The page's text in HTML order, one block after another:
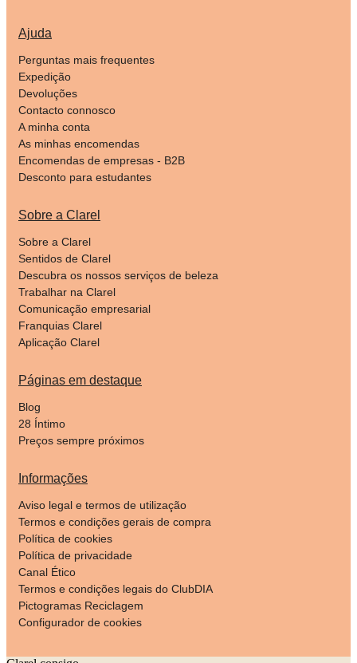
Ajuda
Perguntas mais frequentes
Expedição
Devoluções
Contacto connosco
A minha conta
As minhas encomendas
Encomendas de empresas - B2B
Desconto para estudantes
Sobre a Clarel
Sobre a Clarel
Sentidos de Clarel
Descubra os nossos serviços de beleza
Trabalhar na Clarel
Comunicação empresarial
Franquias Clarel
Aplicação Clarel
Páginas em destaque
Blog
28 Íntimo
Preços sempre próximos
Informações
Aviso legal e termos de utilização
Termos e condições gerais de compra
Política de cookies
Política de privacidade
Canal Ético
Termos e condições legais do ClubDIA
Pictogramas Reciclagem
Configurador de cookies